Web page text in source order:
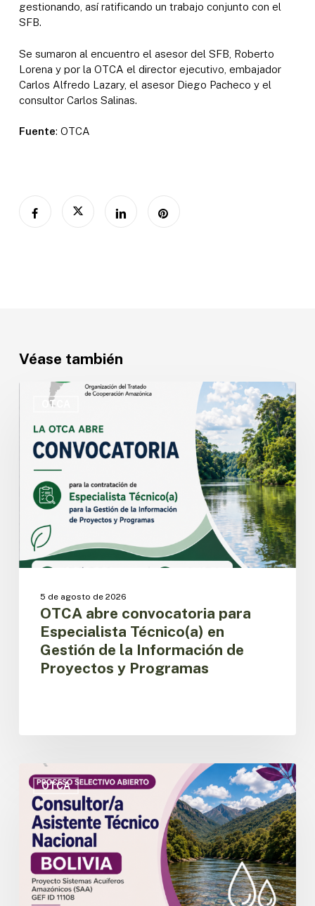
gestionando, así ratificando un trabajo conjunto con el
SFB.
Se sumaron al encuentro el asesor del SFB, Roberto
Lorena y por la OTCA el director ejecutivo, embajador
Carlos Alfredo Lazary, el asesor Diego Pacheco y el
consultor Carlos Salinas.
Fuente: OTCA
Véase también
OTCA
para
Especialista
Gestión
Información
de
Programas
5 de agosto de 2026
OTCA abre convocatoria para
Especialista Técnico(a) en
Gestión de la Información de
Proyectos y Programas
OTCA
OTCA
abre
convocatoria
para
Consultor/a
Asistente
Técnico
Nacional
del